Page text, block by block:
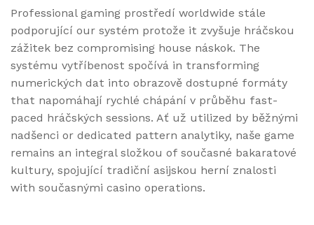
Professional gaming prostředí worldwide stále
podporující our systém protože it zvyšuje hráčskou
zážitek bez compromising house náskok. The
systému vytříbenost spočívá in transforming
numerických dat into obrazově dostupné formáty
that napomáhají rychlé chápání v průběhu fast-
paced hráčských sessions. Ať už utilized by běžnými
nadšenci or dedicated pattern analytiky, naše game
remains an integral složkou of současné bakaratové
kultury, spojující tradiční asijskou herní znalosti
with současnými casino operations.